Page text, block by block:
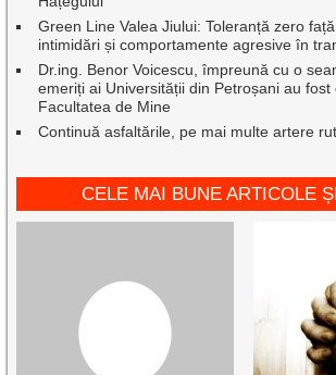
Green Line Valea Jiului: Toleranță zero
intimidări și comportamente agresive în
Dr.ing. Benor Voicescu, împreună cu o
emeriți ai Universității din Petroșani au fost
Facultatea de Mine
Continuă asfaltările, pe mai multe artere
CELE MAI BUNE ARTICOLE